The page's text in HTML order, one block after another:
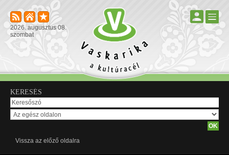
2026. augusztus 08.
szombat
KERESÉS
Vissza az előző oldalra